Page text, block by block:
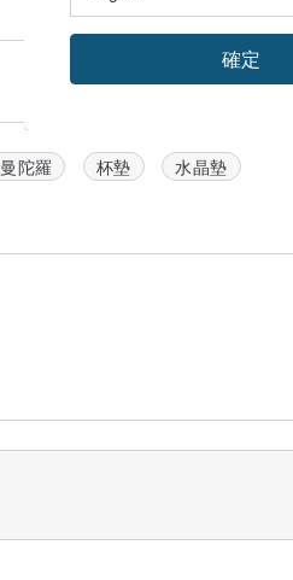
曼陀羅 杯墊
水晶墊
確定